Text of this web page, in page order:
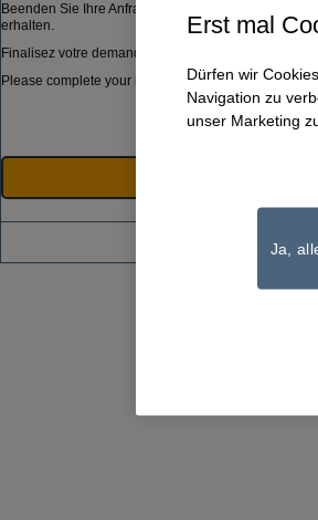
Beenden Sie Ihre Anfrage, indem Sie den Button
erhalten.
Finalisez votre demande en validant le formulaire.
Please complete your request by clicking on the
Erst mal
Dürfen wir
Navigation zu
unser Marketing
Ja,